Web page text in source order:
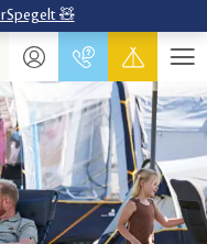
🧸